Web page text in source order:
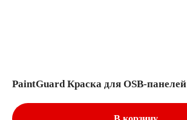
PaintGuard Краска для OSB-панелей